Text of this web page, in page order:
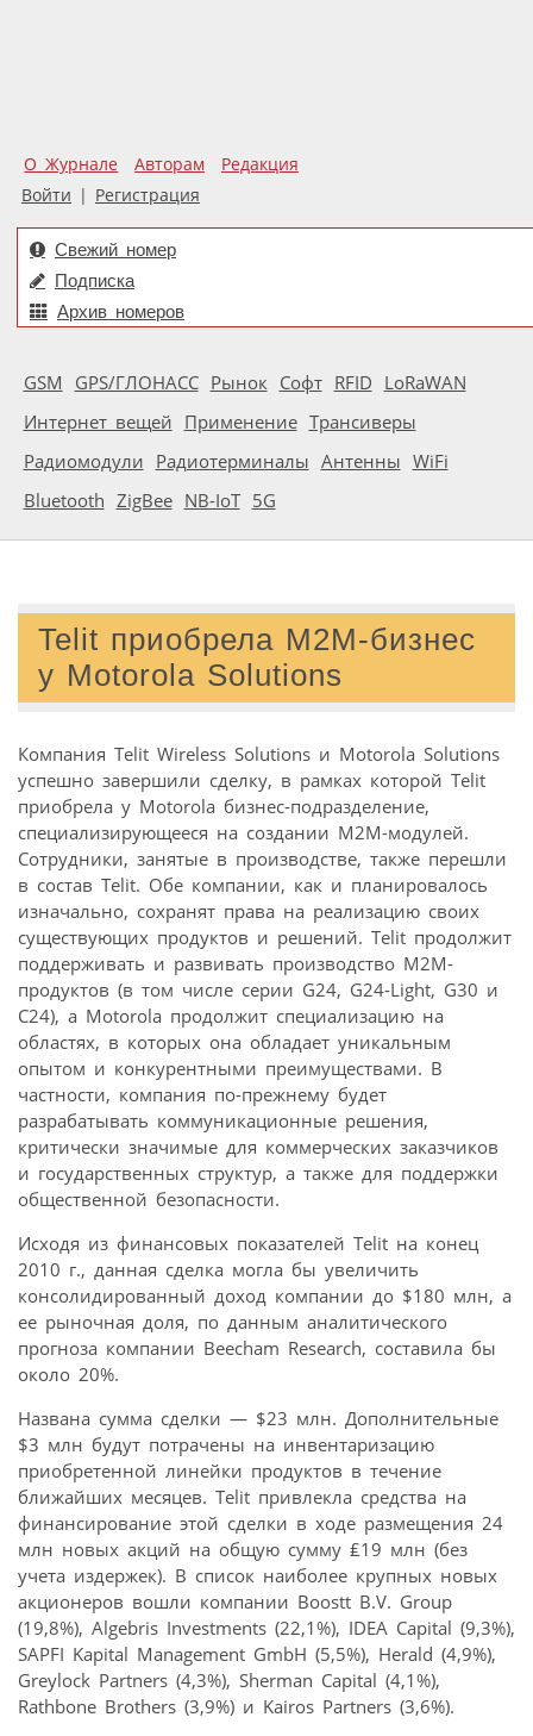
О Журнале Авторам
Редакция
Войти | Регистрация
Свежий номер
Подписка
Архив номеров
GSM GPS/ГЛОНАСС Рынок Софт RFID LoRaWAN
Интернет вещей Применение Трансиверы
Радиомодули Радиотерминалы Антенны WiFi
Bluetooth ZigBee NB-IoT 5G
Telit приобрела M2M-бизнес
у Motorola Solutions
Компания Telit Wireless Solutions и Motorola Solutions
успешно завершили сделку, в рамках которой Telit
приобрела у Motorola бизнес-подразделение,
специализирующееся на создании М2М-модулей.
Сотрудники, занятые в производстве, также перешли
в состав Telit. Обе компании, как и планировалось
изначально, сохранят права на реализацию своих
существующих продуктов и решений. Telit продолжит
поддерживать и развивать производство M2M-
продуктов (в том числе серии G24, G24-Light, G30 и
С24), а Motorola продолжит специализацию на
областях, в которых она обладает уникальным
опытом и конкурентными преимуществами. В
частности, компания по-прежнему будет
разрабатывать коммуникационные решения,
критически значимые для коммерческих заказчиков
и государственных структур, а также для поддержки
общественной безопасности.
Исходя из финансовых показателей Telit на конец
2010 г., данная сделка могла бы увеличить
консолидированный доход компании до $180 млн, а
ее рыночная доля, по данным аналитического
прогноза компании Beecham Research, составила бы
около 20%.
Названа сумма сделки — $23 млн. Дополнительные
$3 млн будут потрачены на инвентаризацию
приобретенной линейки продуктов в течение
ближайших месяцев. Telit привлекла средства на
финансирование этой сделки в ходе размещения 24
млн новых акций на общую сумму ₤19 млн (без
учета издержек). В список наиболее крупных новых
акционеров вошли компании Boostt B.V. Group
(19,8%), Algebris Investments (22,1%), IDEA Capital (9,3%),
SAPFI Kapital Management GmbH (5,5%), Herald (4,9%),
Greylock Partners (4,3%), Sherman Capital (4,1%),
Rathbone Brothers (3,9%) и Kairos Partners (3,6%).